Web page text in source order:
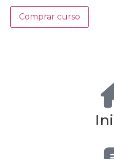
Comprar curso